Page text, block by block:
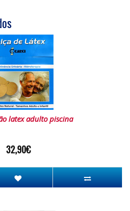
latex adulto piscina
32,90€